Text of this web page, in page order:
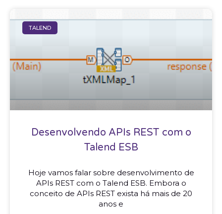
TALEND
Desenvolvendo APIs REST com o
Talend ESB
Hoje vamos falar sobre desenvolvimento de
APIs REST com o Talend ESB. Embora o
conceito de APIs REST exista há mais de 20
anos e